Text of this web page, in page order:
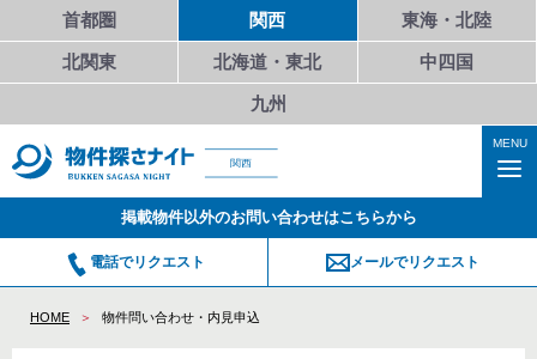
首都圏 関西 東海・北陸
北関東 北海道・東北 中四国
九州
関西
MENU
掲載物件以外のお問い合わせはこちらから
電話でリクエスト メールでリクエスト
HOME 物件問い合わせ・内見申込